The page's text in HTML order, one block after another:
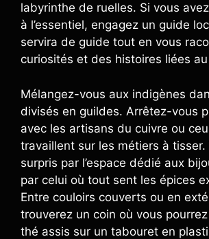
labyrinthe de ruelles. Si vous
à l’essentiel, engagez un guide
servira de guide tout en vous
curiosités et des histoires liées
Mélangez-vous aux indigènes
divisés en guildes. Arrêtez-vous
avec les artisans du cuivre ou
travaillent sur les métiers à tisser.
surpris par l’espace dédié aux
par celui où tout sent les épices
Entre couloirs couverts ou en
trouverez un coin où vous
thé assis sur un tabouret en